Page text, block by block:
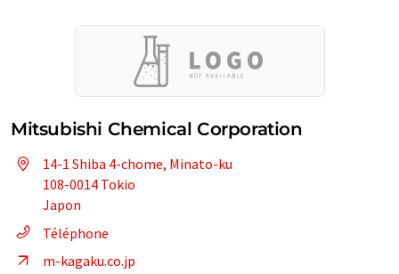
Mitsubishi Chemical Corporation
14-1 Shiba 4-chome, Minato-ku
108-0014 Tokio
Japon
Téléphone
m-kagaku.co.jp